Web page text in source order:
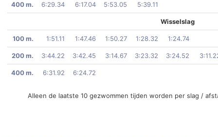
400 m. 6:29.34 6:17.04 5:53.05 5:39.11
Wisselslag
100 m. 1:51.11 1:47.46 1:50.27 1:28.32 1:24.74
200 m. 3:44.22 3:42.45 3:14.67 3:23.32 3:24.52
400 m. 6:31.92 6:24.72
Alleen de laatste 10 gezwommen tijden worden per slag /